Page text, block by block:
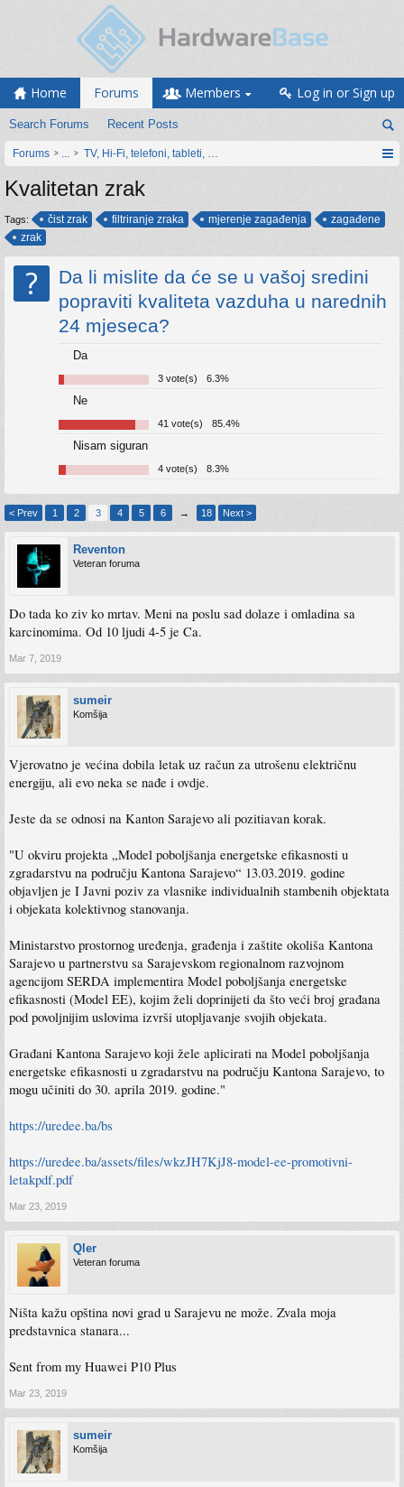
Home Forums
Search Forums Recent Posts
Members Log in or Sign up
Forums ... TV, Hi-Fi, telefoni, tableti, satovi, IoT oprema
Kvalitetan zrak
Tags: čist zrak filtriranje zraka mjerenje zagađenja
zagađene
zrak
?
Da li mislite da će se u vašoj sredini
popraviti kvaliteta vazduha u narednih
24 mjeseca?
Da
3 vote(s) 6.3%
Ne
41 vote(s) 85.4%
Nisam siguran
4 vote(s) 8.3%
< Prev 1 2 3 4 5 6 → 18 Next >
Reventon
Veteran foruma
Do tada ko ziv ko mrtav. Meni na poslu sad dolaze i omladina sa
karcinomima. Od 10 ljudi 4-5 je Ca.
Mar 7, 2019
sumeir
Komšija
Vjerovatno je većina dobila letak uz račun za utrošenu električnu
energiju, ali evo neka se nađe i ovdje.
Jeste da se odnosi na Kanton Sarajevo ali pozitiavan korak.
"U okviru projekta „Model poboljšanja energetske efikasnosti u
zgradarstvu na području Kantona Sarajevo“ 13.03.2019. godine
objavljen je I Javni poziv za vlasnike individualnih stambenih objektata
i objekata kolektivnog stanovanja.
Ministarstvo prostornog uređenja, građenja i zaštite okoliša Kantona
Sarajevo u partnerstvu sa Sarajevskom regionalnom razvojnom
agencijom SERDA implementira Model poboljšanja energetske
efikasnosti (Model EE), kojim želi doprinijeti da što veći broj građana
pod povoljnijim uslovima izvrši utopljavanje svojih objekata.
Građani Kantona Sarajevo koji žele aplicirati na Model poboljšanja
energetske efikasnosti u zgradarstvu na području Kantona Sarajevo, to
mogu učiniti do 30. aprila 2019. godine."
https://uredee.ba/bs
https://uredee.ba/assets/files/wkzJH7KjJ8-model-ee-promotivni-
letakpdf.pdf
Mar 23, 2019
Qler
Veteran foruma
Ništa kažu opština novi grad u Sarajevu ne može. Zvala moja
predstavnica stanara...
Sent from my Huawei P10 Plus
Mar 23, 2019
sumeir
Komšija